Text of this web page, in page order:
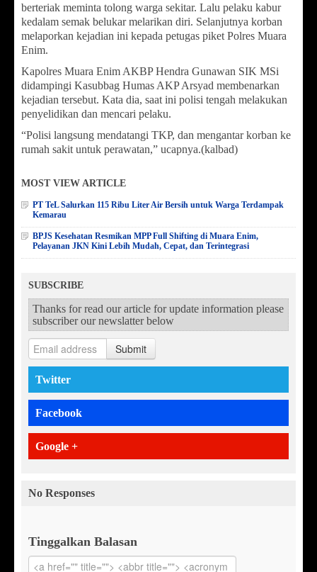
berteriak meminta tolong warga sekitar. Lalu pelaku kabur
kedalam semak belukar melarikan diri. Selanjutnya korban
melaporkan kejadian ini kepada petugas piket Polres Muara
Enim.
Kapolres Muara Enim AKBP Hendra Gunawan SIK MSi
didampingi Kasubbag Humas AKP Arsyad membenarkan
kejadian tersebut. Kata dia, saat ini polisi tengah melakukan
penyelidikan dan mencari pelaku.
“Polisi langsung mendatangi TKP, dan mengantar korban ke
rumah sakit untuk perawatan,” ucapnya.(kalbad)
MOST VIEW ARTICLE
PT TeL Salurkan 115 Ribu Liter Air Bersih untuk Warga Terdampak
Kemarau
BPJS Kesehatan Resmikan MPP Full Shifting di Muara Enim,
Pelayanan JKN Kini Lebih Mudah, Cepat, dan Terintegrasi
SUBSCRIBE
Thanks for read our article for update information please
subscriber our newslatter below
Submit
Twitter
Facebook
Google +
No Responses
Tinggalkan Balasan